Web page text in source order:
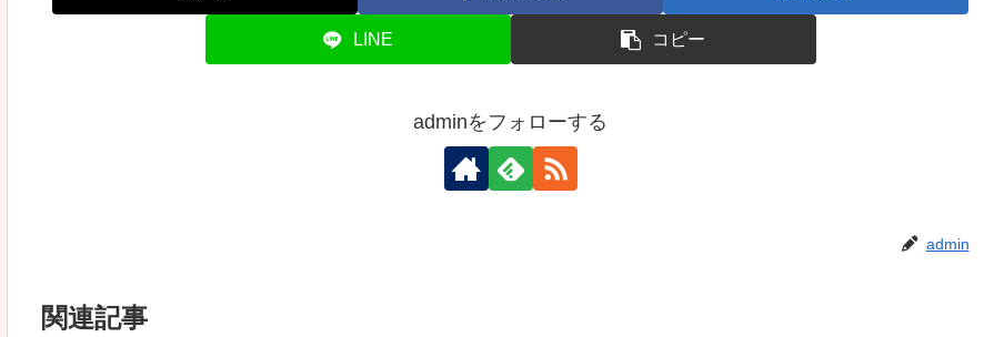
LINE コピー
adminをフォローする
admin
関連記事